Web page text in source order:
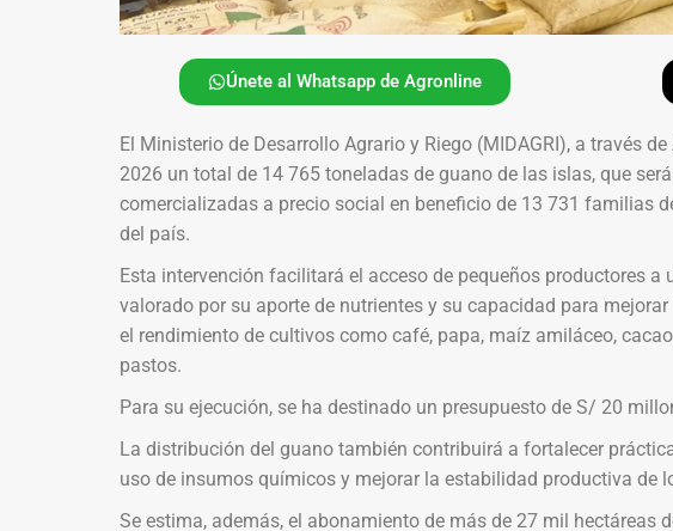
Únete al Whatsapp de Agronline
El Ministerio de Desarrollo Agrario y Riego (MIDAGRI), a través de
2026 un total de 14 765 toneladas de guano de las islas, que
comercializadas a precio social en beneficio de 13 731 familias
del país.
Esta intervención facilitará el acceso de pequeños productores
valorado por su aporte de nutrientes y su capacidad para
el rendimiento de cultivos como café, papa, maíz amiláceo,
pastos.
Para su ejecución, se ha destinado un presupuesto de S/ 20
La distribución del guano también contribuirá a fortalecer
uso de insumos químicos y mejorar la estabilidad productiva de
Se estima, además, el abonamiento de más de 27 mil hectáreas